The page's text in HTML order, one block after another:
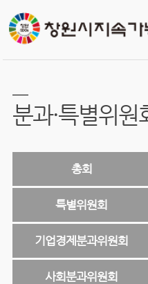
분과·특별위원
총회
특별위원회
기업경제분과위원회
사회분과위원회